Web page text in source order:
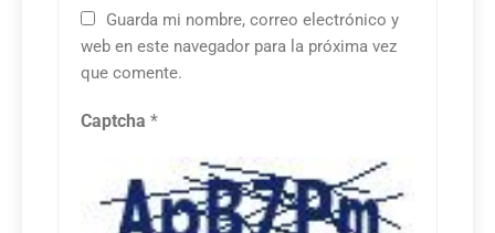
Guarda mi nombre, correo electrónico y
web en este navegador para la próxima vez
que comente.
Captcha *